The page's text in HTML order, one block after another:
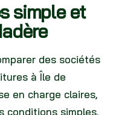
simple et
des sociétés
à Île de
en charge claires,
conditions simples.